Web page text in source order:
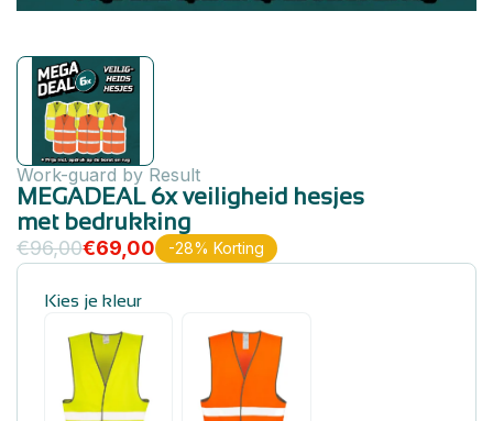
Work-guard by Result
MEGADEAL 6x veiligheid hesjes
met bedrukking
€96,00€69,00 -28% Korting
Kies je kleur